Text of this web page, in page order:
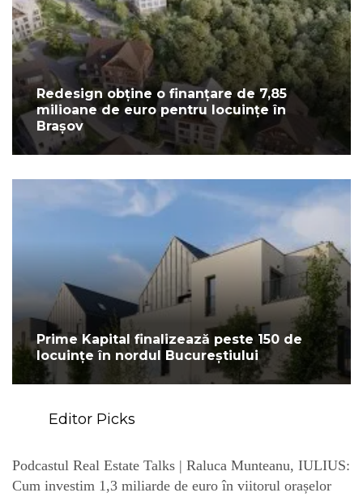
Redesign obține o finanțare de 7,85
milioane de euro pentru locuințe în
Brașov
Prime Kapital finalizează peste 150 de
locuințe în nordul Bucureștiului
Editor Picks
Podcastul Real Estate Talks | Raluca Munteanu, IULIUS:
Cum investim 1,3 miliarde de euro în viitorul orașelor